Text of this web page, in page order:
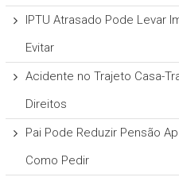
IPTU Atrasado Pode Levar
Evitar
Acidente no Trajeto Casa-
Direitos
Pai Pode Reduzir Pensão
Como Pedir